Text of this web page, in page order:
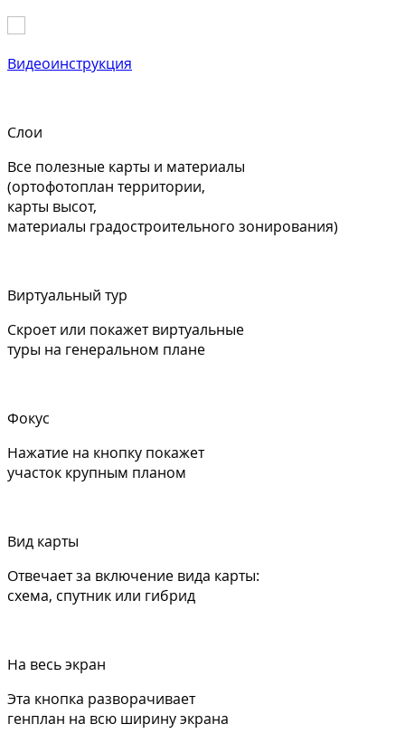
Видеоинструкция
Слои
Все полезные карты и материалы
(ортофотоплан территории,
карты высот,
материалы градостроительного зонирования)
Виртуальный тур
Скроет или покажет виртуальные
туры на генеральном плане
Фокус
Нажатие на кнопку покажет
участок крупным планом
Вид карты
Отвечает за включение вида карты:
схема, спутник или гибрид
На весь экран
Эта кнопка разворачивает
генплан на всю ширину экрана